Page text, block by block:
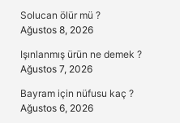
Solucan ölür mü ?
Ağustos 8, 2026
Işınlanmış ürün ne demek ?
Ağustos 7, 2026
Bayram için nüfusu kaç ?
Ağustos 6, 2026